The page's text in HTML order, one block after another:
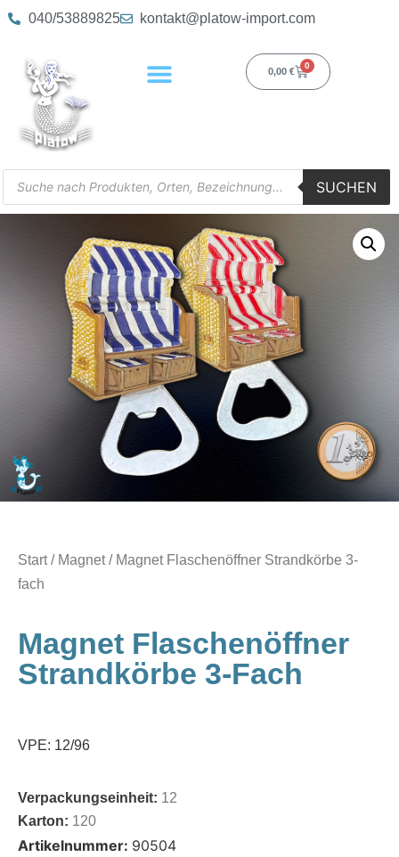
040/53889825 kontakt@platow-import.com
0,00 €
0
SUCHEN
Start/ Magnet/ Magnet Flaschenöffner Strandkörbe 3-
fach
Magnet Flaschenöffner
Strandkörbe 3-Fach
VPE: 12/96
Verpackungseinheit: 12
Karton: 120
Artikelnummer: 90504